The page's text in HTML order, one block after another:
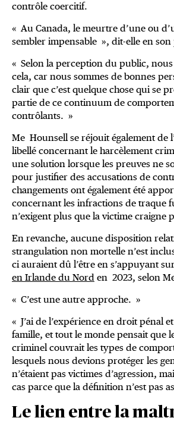
contrôle coercitif.
« Au Canada, le meurtre d’une ou
sembler impensable », dit-elle en
« Selon la perception du public, nous
cela, car nous sommes de bonnes
clair que c’est quelque chose qui se
partie de ce continuum de
contrôlants. »
Me Hounsell se réjouit également de
libellé concernant le harcèlement
une solution lorsque les preuves ne
pour justifier des accusations de
changements ont également été
concernant les infractions de traque
n’exigent plus que la victime craigne
En revanche, aucune disposition
strangulation non mortelle n’est
ci auraient dû l’être en s’appuyant
en Irlande du Nord en 2023, selon
« C’est une autre approche. »
« J’ai de l’expérience en droit pénal
famille, et tout le monde pensait que
criminel couvrait les types de
lesquels nous devions protéger les
n’étaient pas victimes d’agression,
cas parce que la définition n’est pas
Le lien entre la